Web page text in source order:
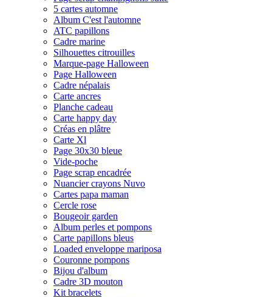
5 cartes automne
Album C'est l'automne
ATC papillons
Cadre marine
Silhouettes citrouilles
Marque-page Halloween
Page Halloween
Cadre népalais
Carte ancres
Planche cadeau
Carte happy day
Créas en plâtre
Carte Xl
Page 30x30 bleue
Vide-poche
Page scrap encadrée
Nuancier crayons Nuvo
Cartes papa maman
Cercle rose
Bougeoir garden
Album perles et pompons
Carte papillons bleus
Loaded enveloppe mariposa
Couronne pompons
Bijou d'album
Cadre 3D mouton
Kit bracelets